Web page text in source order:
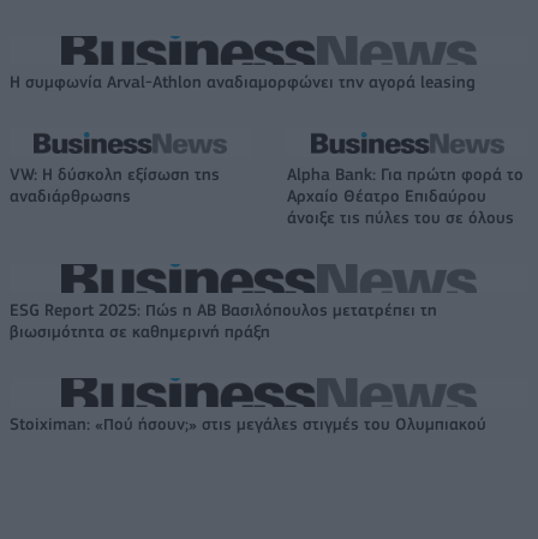
Η συμφωνία Arval-Athlon αναδιαμορφώνει την αγορά leasing
VW: Η δύσκολη εξίσωση της
αναδιάρθρωσης
Alpha Bank: Για πρώτη φορά το
Αρχαίο Θέατρο Επιδαύρου
άνοιξε τις πύλες του σε όλους
ESG Report 2025: Πώς η ΑΒ Βασιλόπουλος μετατρέπει τη
βιωσιμότητα σε καθημερινή πράξη
Stoiximan: «Πού ήσουν;» στις μεγάλες στιγμές του Ολυμπιακού